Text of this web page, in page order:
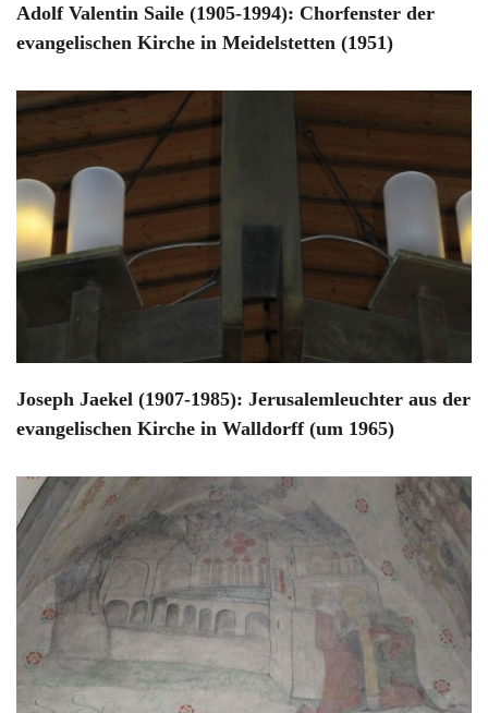
Adolf Valentin Saile (1905-1994): Chorfenster der
evangelischen Kirche in Meidelstetten (1951)
Joseph Jaekel (1907-1985): Jerusalemleuchter aus der
evangelischen Kirche in Walldorff (um 1965)